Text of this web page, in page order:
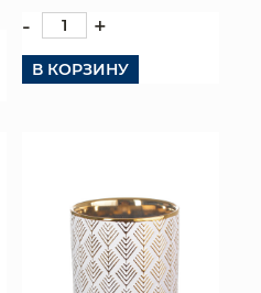
- +
В КОРЗИНУ